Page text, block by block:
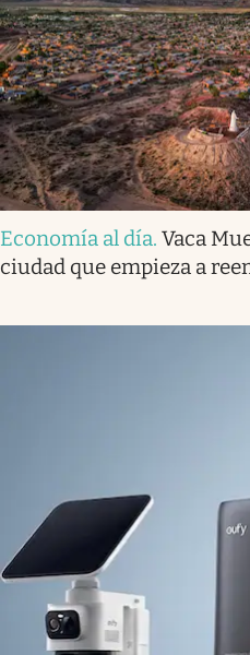
Economía al día. Vaca
ciudad que empieza a